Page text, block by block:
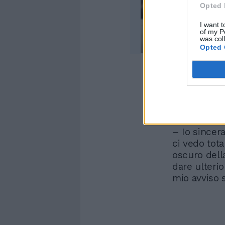
Opted
I want
of my
was
Opted
Nessun
di Stasi:
– Io
ci vedo
oscuro
dare
mio avviso